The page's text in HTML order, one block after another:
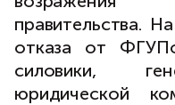
правительства.
отказа от
силовики,
юридической